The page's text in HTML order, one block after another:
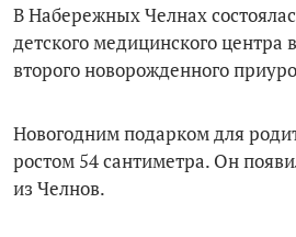
В Набережных Челнах
детского медицинского центра
второго новорожденного
Новогодним подарком для
ростом 54 сантиметра. Он
из Челнов.